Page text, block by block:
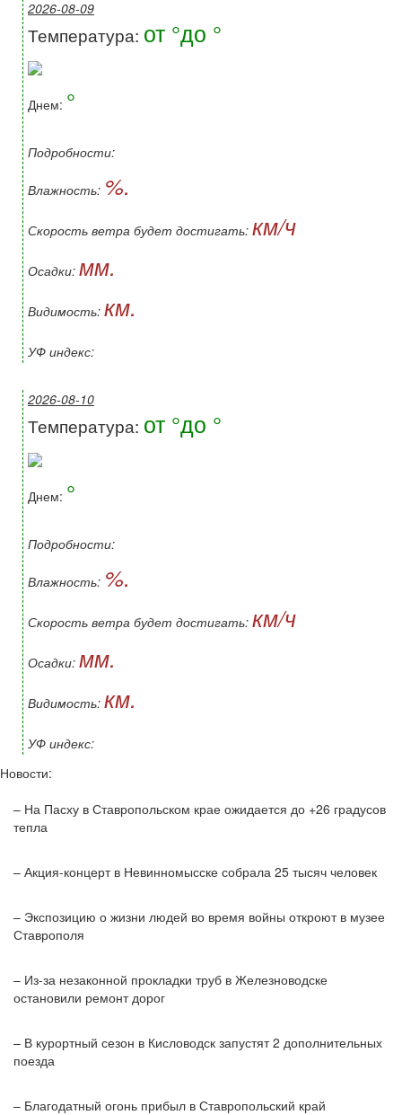
2026-08-09
Температура: от °до °
Днем: °
Подробности:
Влажность: %.
Скорость ветра будет достигать: км/ч
Осадки: мм.
Видимость: км.
УФ индекс:
2026-08-10
Температура: от °до °
Днем: °
Подробности:
Влажность: %.
Скорость ветра будет достигать: км/ч
Осадки: мм.
Видимость: км.
УФ индекс:
Новости:
– На Пасху в Ставропольском крае ожидается до +26 градусов
тепла
– Акция-концерт в Невинномысске собрала 25 тысяч человек
– Экспозицию о жизни людей во время войны откроют в музее
Ставрополя
– Из-за незаконной прокладки труб в Железноводске
остановили ремонт дорог
– В курортный сезон в Кисловодск запустят 2 дополнительных
поезда
– Благодатный огонь прибыл в Ставропольский край